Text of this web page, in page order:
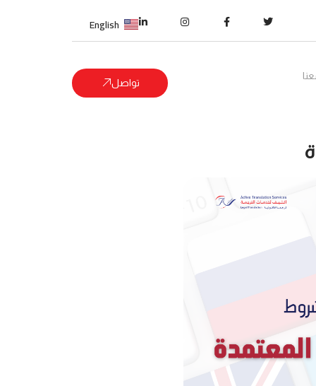
English
تواصل